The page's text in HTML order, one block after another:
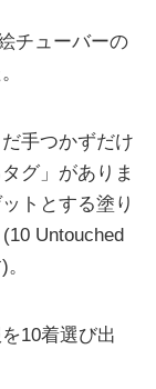
チューバーの
手つかずだけ
グ」がありま
トとする塗り
Untouched
10着選び出